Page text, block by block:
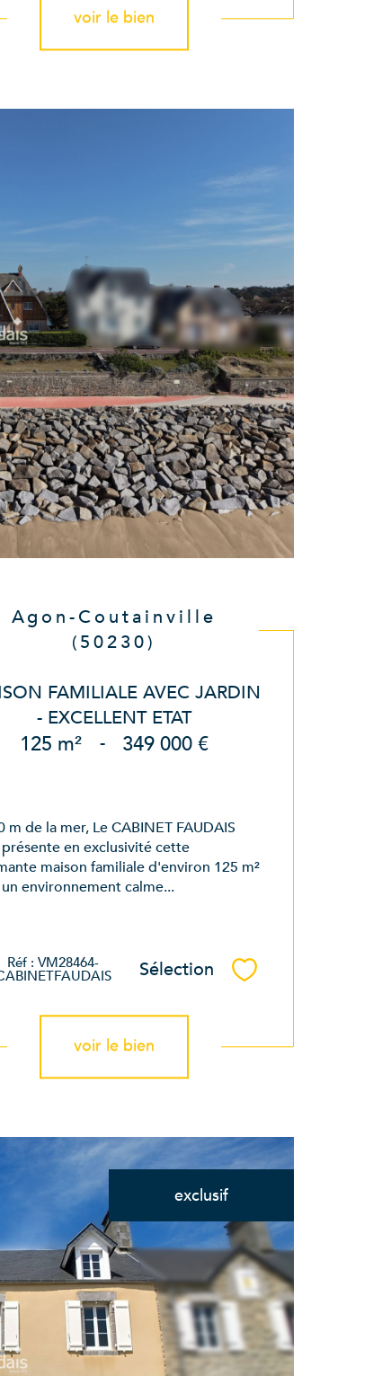
voir le bien
Agon-Coutainville
(50230)
FAMILIALE AVEC JARDIN
- EXCELLENT ETAT
125 m² - 349 000 €
m de la mer, Le CABINET FAUDAIS
en exclusivité cette
maison familiale d'environ 125 m²
environnement calme...
Réf : VM28464- Sélection Sélectionner
voir le bien
exclusif